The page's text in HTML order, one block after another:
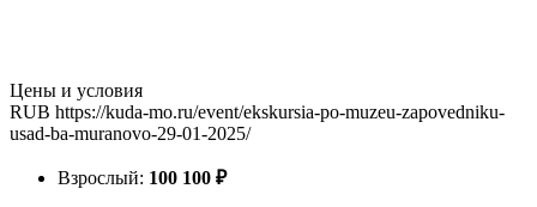
Цены и условия
RUB https://kuda-mo.ru/event/ekskursia-po-muzeu-zapovedniku-
usad-ba-muranovo-29-01-2025/
Взрослый: 100 100 ₽